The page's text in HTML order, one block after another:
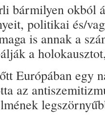
bármilyen okból
politikai és/
is annak a
a
Európában egy
az